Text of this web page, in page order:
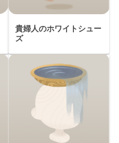
貴婦人のホワイトシュー
ズ